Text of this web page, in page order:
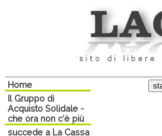
Home
Il Gruppo di
Acquisto Solidale -
che ora non c'è più
succede a La Cassa